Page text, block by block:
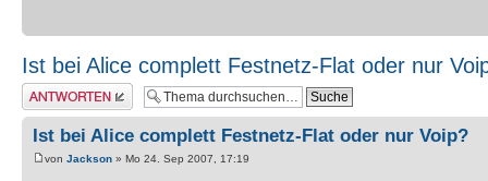
Ist bei Alice complett Festnetz-Flat oder nur
Antwort erstellen
Ist bei Alice complett Festnetz-Flat oder nur Voip?
von Jackson » Mo 24. Sep 2007, 17:19